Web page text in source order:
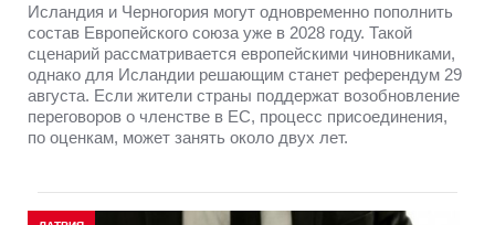
Исландия и Черногория могут одновременно пополнить
состав Европейского союза уже в 2028 году. Такой
сценарий рассматривается европейскими чиновниками,
однако для Исландии решающим станет референдум 29
августа. Если жители страны поддержат возобновление
переговоров о членстве в ЕС, процесс присоединения,
по оценкам, может занять около двух лет.